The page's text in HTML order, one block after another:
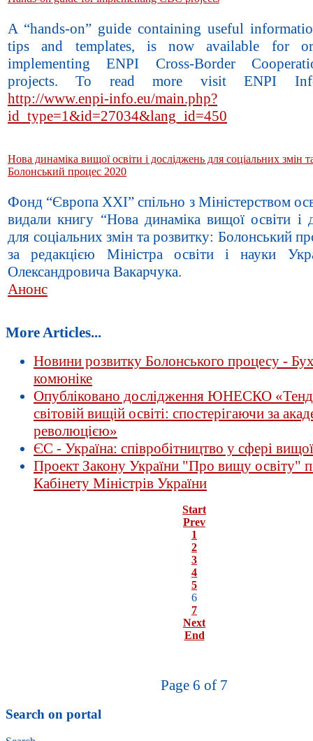
A “hands-on” guide containing useful
tips and templates, is now available for
implementing ENPI Cross-Border
projects. To read more visit ENPI
http://www.enpi-info.eu/main.php?
id_type=1&id=27034&lang_id=450
Нова динаміка вищої освіти і досліджень для соціальних змін
Болонський процес 2020
Фонд “Європа ХХІ” спільно з Міністерством
видали книгу “Нова динаміка вищої освіти і
для соціальних змін та розвитку: Болонський
за редакцією Міністра освіти і науки
Олександровича Вакарчука.
Анонс
More Articles...
Новини розвитку Болонського процесу -
комюніке
Опубліковано дослідження ЮНЕСКО
світовій вищій освіті: спостерігаючи за
революцією»
ЄС - Україна: співробітництво у сфері
Проект Закону України "Про вищу освіту"
Кабінету Міністрів України
Start
Prev
1
2
3
4
5
6
7
Next
End
Page 6 of 7
Search on portal